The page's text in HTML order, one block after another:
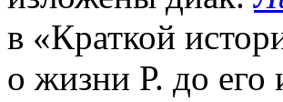
в «Краткой
о жизни Р. до